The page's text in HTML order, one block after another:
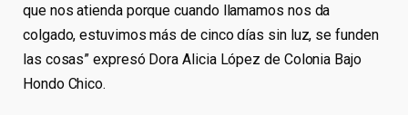
que nos atienda porque cuando llamamos nos da
colgado, estuvimos más de cinco días sin luz, se funden
las cosas” expresó Dora Alicia López de Colonia Bajo
Hondo Chico.